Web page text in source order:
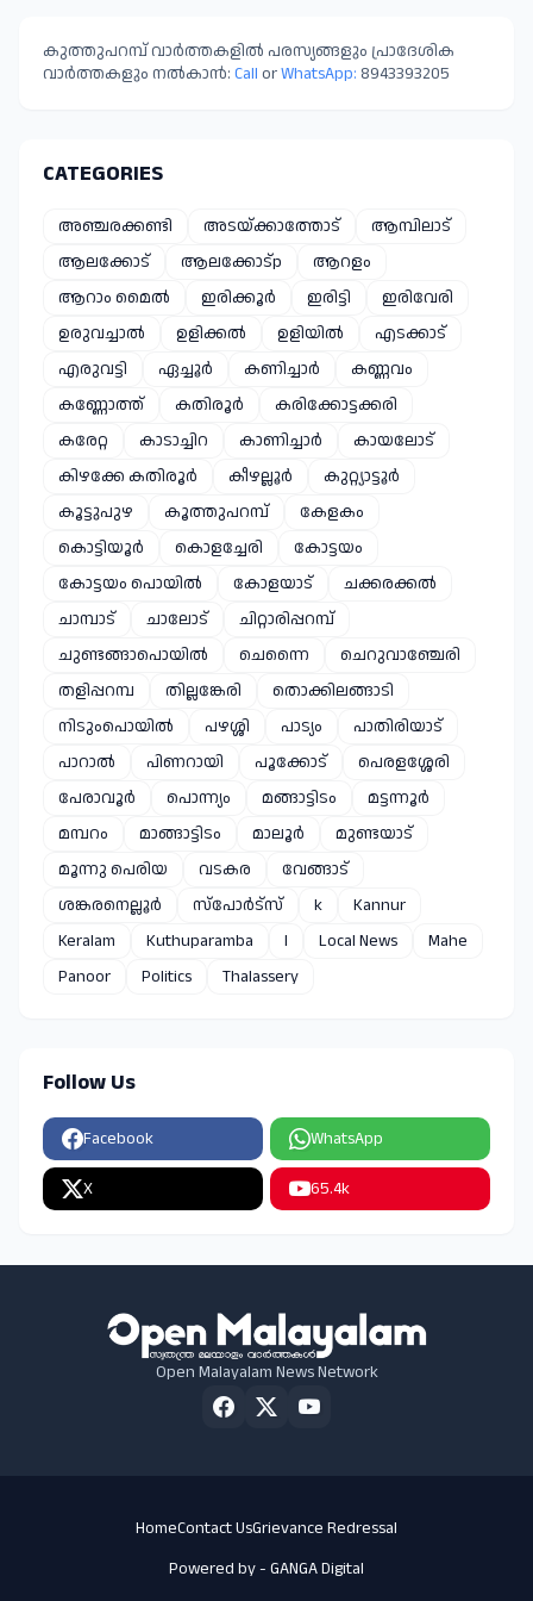
കുത്തുപറമ്പ് വാർത്തകളിൽ പരസ്യങ്ങളും പ്രാദേശിക
വാർത്തകളും നൽകാൻ: Call orWhatsApp: 8943393205
CATEGORIES
അഞ്ചരക്കണ്ടി അടയ്ക്കാത്തോട്
ആമ്പിലാട്
ആലക്കോട്
ആലക്കോട്p
ആറളം
ആറാം മൈൽ
ഇരിക്കൂർ ഇരിട്ടി
ഇരിവേരി
ഉരുവച്ചാൽ
ഉളിക്കൽ ഉളിയിൽ
എടക്കാട്
എരുവട്ടി
ഏച്ചൂർ കണിച്ചാർ
കണ്ണവം
കണ്ണോത്ത്
കതിരൂർ
കരിക്കോട്ടക്കരി
കരേറ്റ
കാടാച്ചിറ കാണിച്ചാർ
കായലോട്
കിഴക്കേ കതിരൂർ
കീഴല്ലൂർ
കുറ്റ്യാട്ടൂർ
കൂട്ടുപുഴ
കൂത്തുപറമ്പ്
കേളകം
കൊട്ടിയൂർ
കൊളച്ചേരി
കോട്ടയം
കോട്ടയം പൊയിൽ
കോളയാട്
ചക്കരക്കൽ
ചാമ്പാട്
ചാലോട്
ചിറ്റാരിപ്പറമ്പ്
ചുണ്ടങ്ങാപൊയിൽ
ചെന്നൈ
ചെറുവാഞ്ചേരി
തളിപ്പറമ്പ
തില്ലങ്കേരി
തൊക്കിലങ്ങാടി
നിടുംപൊയിൽ
പഴശ്ശി പാട്യം
പാതിരിയാട്
പാറാൽ
പിണറായി പൂക്കോട്
പെരളശ്ശേരി
പേരാവൂർ
പൊന്ന്യം മങ്ങാട്ടിടം
മട്ടന്നൂർ
മമ്പറം
മാങ്ങാട്ടിടം മാലൂർ
മുണ്ടയാട്
മൂന്നു പെരിയ
വടകര
വേങ്ങാട്
ശങ്കരനെല്ലൂർ
സ്പോർട്സ് k
Kannur
Keralam
Kuthuparamba l Local News
Mahe
Panoor
Politics Thalassery
Follow Us
Facebook WhatsApp
X 65.4k
Open Malayalam News Network
Powered by - GANGA Digital
HomeContact UsGrievance Redressal